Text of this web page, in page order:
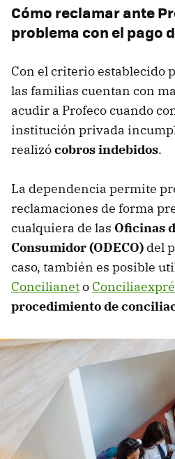
Cómo reclamar ante
problema con el pago
Con el criterio establecido
las familias cuentan con
acudir a Profeco cuando
institución privada
realizócobros indebidos.
La dependencia permite
reclamaciones de forma
cualquiera de las Oficinas
Consumidor (ODECO) del
caso, también es posible
Concilianeto
procedimiento de